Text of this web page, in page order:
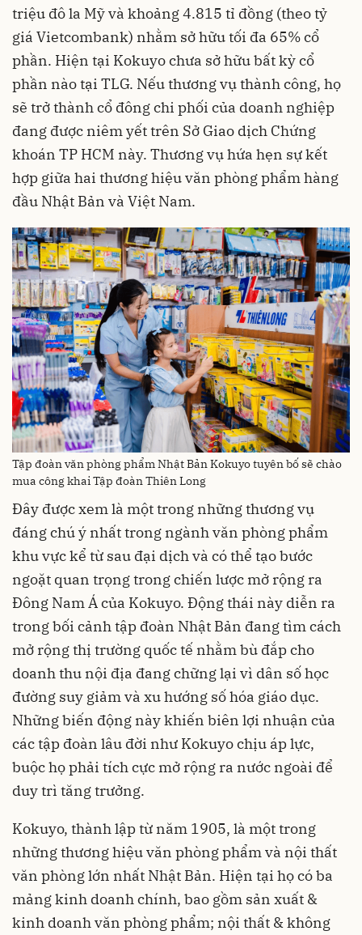
triệu đô la Mỹ và khoảng 4.815 tỉ đồng (theo tỷ
giá Vietcombank) nhằm sở hữu tối đa 65% cổ
phần. Hiện tại Kokuyo chưa sở hữu bất kỳ cổ
phần nào tại TLG. Nếu thương vụ thành công, họ
sẽ trở thành cổ đông chi phối của doanh nghiệp
đang được niêm yết trên Sở Giao dịch Chứng
khoán TP HCM này. Thương vụ hứa hẹn sự kết
hợp giữa hai thương hiệu văn phòng phẩm hàng
đầu Nhật Bản và Việt Nam.
Tập đoàn văn phòng phẩm Nhật Bản Kokuyo tuyên bố sẽ chào
mua công khai Tập đoàn Thiên Long
Đây được xem là một trong những thương vụ
đáng chú ý nhất trong ngành văn phòng phẩm
khu vực kể từ sau đại dịch và có thể tạo bước
ngoặt quan trọng trong chiến lược mở rộng ra
Đông Nam Á của Kokuyo. Động thái này diễn ra
trong bối cảnh tập đoàn Nhật Bản đang tìm cách
mở rộng thị trường quốc tế nhằm bù đắp cho
doanh thu nội địa đang chững lại vì dân số học
đường suy giảm và xu hướng số hóa giáo dục.
Những biến động này khiến biên lợi nhuận của
các tập đoàn lâu đời như Kokuyo chịu áp lực,
buộc họ phải tích cực mở rộng ra nước ngoài để
duy trì tăng trưởng.
Kokuyo, thành lập từ năm 1905, là một trong
những thương hiệu văn phòng phẩm và nội thất
văn phòng lớn nhất Nhật Bản. Hiện tại họ có ba
mảng kinh doanh chính, bao gồm sản xuất &
kinh doanh văn phòng phẩm; nội thất & không